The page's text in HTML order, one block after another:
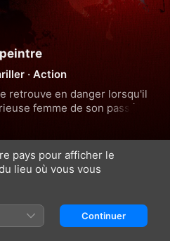
· Action
retrouve en danger lorsqu'il
femme de son passé.
appel à des compétences
lui.
pays pour afficher le
lieu où vous vous
Continuer